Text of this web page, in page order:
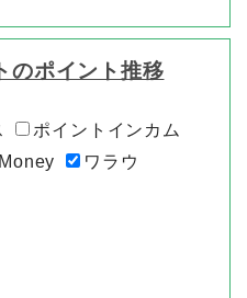
のポイント推移
ポイントインカム
ワラウ